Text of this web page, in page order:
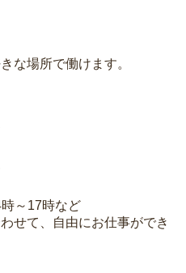
な場所で働けます。
～17時など
せて、自由にお仕事ができ